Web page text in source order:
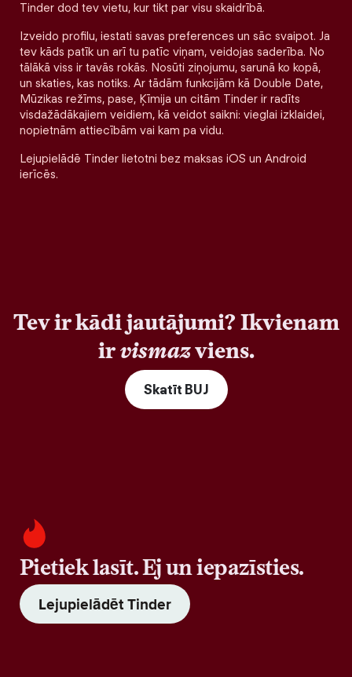
Tinder dod tev vietu, kur tikt par visu skaidrībā.
Izveido profilu, iestati savas preferences un sāc svaipot. Ja
tev kāds patīk un arī tu patīc viņam, veidojas saderība. No
tālākā viss ir tavās rokās. Nosūti ziņojumu, sarunā ko kopā,
un skaties, kas notiks. Ar tādām funkcijām kā Double Date,
Mūzikas režīms, pase, Ķīmija un citām Tinder ir radīts
visdažādākajiem veidiem, kā veidot saikni: vieglai izklaidei,
nopietnām attiecībām vai kam pa vidu.
Lejupielādē Tinder lietotni bez maksas iOS un Android
ierīcēs.
Tev ir kādi jautājumi? Ikvienam
irvismazviens.
Skatīt BUJ
Pietiek lasīt. Ej un iepazīsties.
Lejupielādēt Tinder